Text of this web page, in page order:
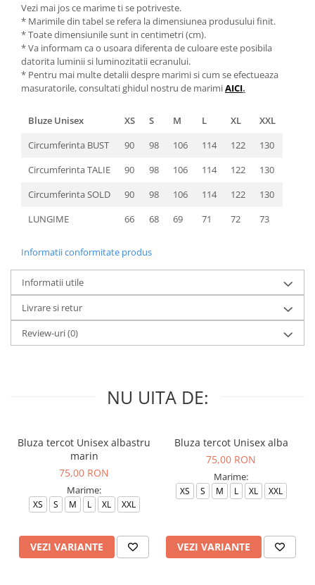
Vezi mai jos ce marime ti se potriveste.
* Marimile din tabel se refera la dimensiunea produsului finit.
* Toate dimensiunile sunt in centimetri (cm).
* Va informam ca o usoara diferenta de culoare este posibila
datorita luminii si luminozitatii ecranului.
* Pentru mai multe detalii despre marimi si cum se efectueaza
masuratorile, consultati ghidul nostru de marimiAICI.
Bluze Unisex XS S M L XL
XXL
Circumferinta BUST
90 98 106 114 122
130
Circumferinta TALIE
90 98 106 114 122
130
Circumferinta SOLD
90 98 106 114 122
130
LUNGIME
66 68 69 71 72 73
Informatii conformitate produs
Informatii utile
Livrare si retur
Review-uri(0)
NU UITA DE:
Bluza tercot Unisex albastru
marin
75,00 RON
Marime:
XS S M L XL XXL
VEZI VARIANTE
Bluza tercot Unisex alba
75,00 RON
Marime:
XS S M L XL XXL
VEZI VARIANTE